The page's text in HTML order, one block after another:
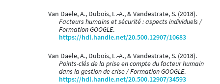
Van Daele, A., Dubois, L.-A., & Vandestrate, S. (2018).
Facteurs humains et sécurité : aspects individuels /
Formation GOOGLE.
https://hdl.handle.net/20.500.12907/10683
Van Daele, A., Dubois, L.-A., & Vandestrate, S. (2018).
Points-clés de la prise en compte du facteur humain
dans la gestion de crise / Formation GOOGLE.
https://hdl.handle.net/20.500.12907/34593